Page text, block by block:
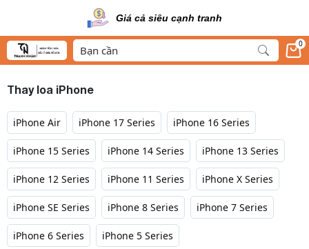
Giá cả siêu cạnh tranh
0
Thay loa iPhone
iPhone Air iPhone 17 Series iPhone 16 Series
iPhone 15 Series iPhone 14 Series iPhone 13 Series
iPhone 12 Series iPhone 11 Series iPhone X Series
iPhone SE Series iPhone 8 Series iPhone 7 Series
iPhone 6 Series iPhone 5 Series